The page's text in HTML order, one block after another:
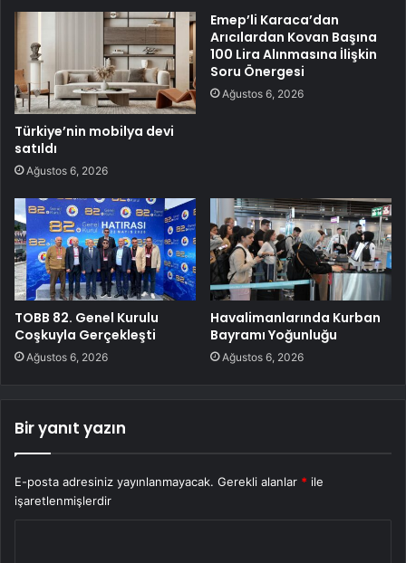
Türkiye’nin mobilya devi
satıldı
Ağustos 6, 2026
Emep’li Karaca’dan
Arıcılardan Kovan Başına
100 Lira Alınmasına İlişkin
Soru Önergesi
Ağustos 6, 2026
TOBB 82. Genel Kurulu
Coşkuyla Gerçekleşti
Ağustos 6, 2026
Havalimanlarında Kurban
Bayramı Yoğunluğu
Ağustos 6, 2026
Bir yanıt yazın
E-posta adresiniz yayınlanmayacak. Gerekli alanlar * ile
işaretlenmişlerdir